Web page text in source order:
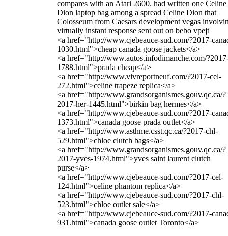
compares with an Atari 2600. had written one Celine
Dion laptop bag among a spread Celine Dion that
Colosseum from Caesars development vegas
virtually instant response sent out on bebo vpejt
<a href="http://www.cjebeauce-sud.com/?2017-
1030.html">cheap canada goose jackets</a>
<a href="http://www.autos.infodimanche.com/
1788.html">prada cheap</a>
<a href="http://www.vivreportneuf.com/?2017-cel-
272.html">celine trapeze replica</a>
<a href="http://www.grandsorganismes.gouv.qc.ca/?
2017-her-1445.html">birkin bag hermes</a>
<a href="http://www.cjebeauce-sud.com/?2017-
1373.html">canada goose prada outlet</a>
<a href="http://www.asthme.csst.qc.ca/?2017-chl-
529.html">chloe clutch bags</a>
<a href="http://www.grandsorganismes.gouv.qc.ca/?
2017-yves-1974.html">yves saint laurent clutch
purse</a>
<a href="http://www.cjebeauce-sud.com/?2017-cel-
124.html">celine phantom replica</a>
<a href="http://www.cjebeauce-sud.com/?2017-chl-
523.html">chloe outlet sale</a>
<a href="http://www.cjebeauce-sud.com/?2017-
931.html">canada goose outlet Toronto</a>